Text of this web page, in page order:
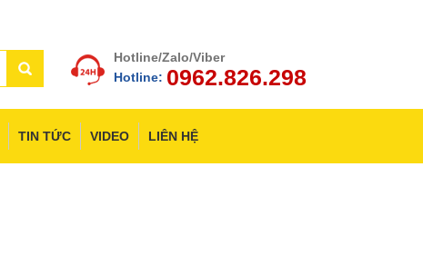
Hotline/Zalo/Viber
Hotline: 0962.826.298
TIN TỨC VIDEO LIÊN HỆ